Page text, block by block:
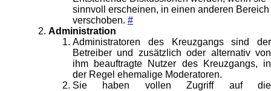
sinnvoll erscheinen, in einen anderen Bereich
verschoben. #
Administration
Administratoren des Kreuzgangs sind der
Betreiber und zusätzlich oder alternativ von
ihm beauftragte Nutzer des Kreuzgangs, in
der Regel ehemalige Moderatoren.
Sie haben vollen Zugriff auf die